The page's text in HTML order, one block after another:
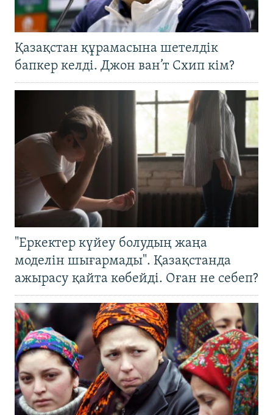
Қазақстан құрамасына шетелдік
бапкер келді. Джон ван’т Схип кім?
"Еркектер күйеу болудың жаңа
моделін шығармады". Қазақстанда
ажырасу қайта көбейді. Оған не себеп?